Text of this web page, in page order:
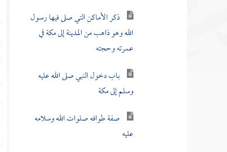
ذكر الأماكن التي صلى فيها رسول
الله وهو ذاهب من المدينة إلى مكة في
عمرته وحجته
باب دخول النبي صلى الله عليه
وسلم إلى مكة
صفة طوافه صلوات الله وسلامه
عليه